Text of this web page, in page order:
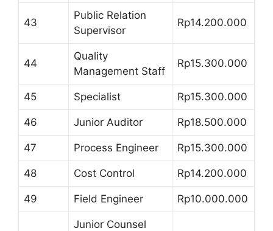
43
Public Relation
Supervisor
Rp14.200.000
44
Quality
Management Staff
Rp15.300.000
45 Specialist Rp15.300.000
46 Junior Auditor Rp18.500.000
47 Process Engineer Rp15.300.000
48 Cost Control Rp14.200.000
49 Field Engineer Rp10.000.000
Junior Counsel